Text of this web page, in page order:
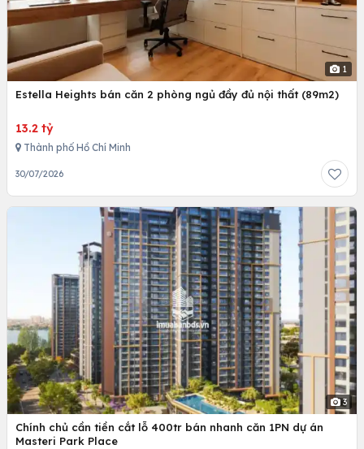
1
Estella Heights bán căn 2 phòng ngủ đầy đủ nội thất (89m2)
13.2 tỷ
Thành phố Hồ Chí Minh
30/07/2026
3
Chính chủ cần tiền cắt lỗ 400tr bán nhanh căn 1PN dự án
Masteri Park Place